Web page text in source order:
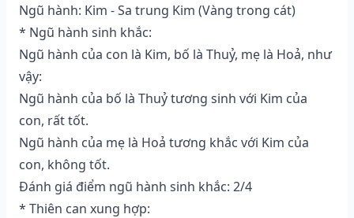
Ngũ hành: Kim - Sa trung Kim (Vàng trong cát)
* Ngũ hành sinh khắc:
Ngũ hành của con là Kim, bố là Thuỷ, mẹ là Hoả, như
vậy:
Ngũ hành của bố là Thuỷ tương sinh với Kim của
con, rất tốt.
Ngũ hành của mẹ là Hoả tương khắc với Kim của
con, không tốt.
Đánh giá điểm ngũ hành sinh khắc: 2/4
* Thiên can xung hợp: